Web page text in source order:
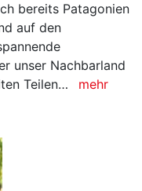
bereits Patagonien
auf den
unser Nachbarland
Teilen…
mehr